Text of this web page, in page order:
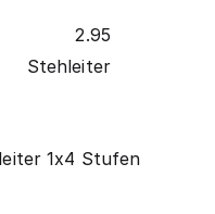
2.95
Stehleiter
1x4 Stufen